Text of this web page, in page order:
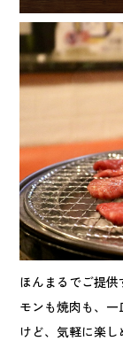
ほんまるでご提
モンも焼肉も、
けど、気軽に楽